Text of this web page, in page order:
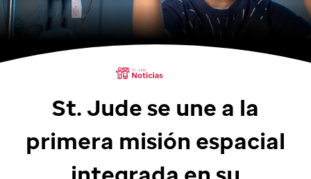
St. Judese une a la
primera misión espacial